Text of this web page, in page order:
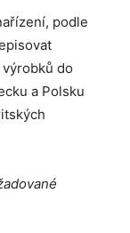
podle
do
a Polsku